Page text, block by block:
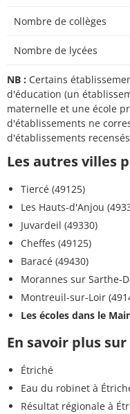
Nombre de collèges
Nombre de lycées
NB : Certains
d'éducation (un
maternelle et une école
d'établissements ne
d'établissements
Les autres villes
Tiercé (49125)
Les Hauts-d'Anjou
Juvardeil (49330)
Cheffes (49125)
Baracé (49430)
Morannes sur Sarthe-
Montreuil-sur-Loir
Les écoles dans le
En savoir plus
Étriché
Eau du robinet à
Résultat régionale à